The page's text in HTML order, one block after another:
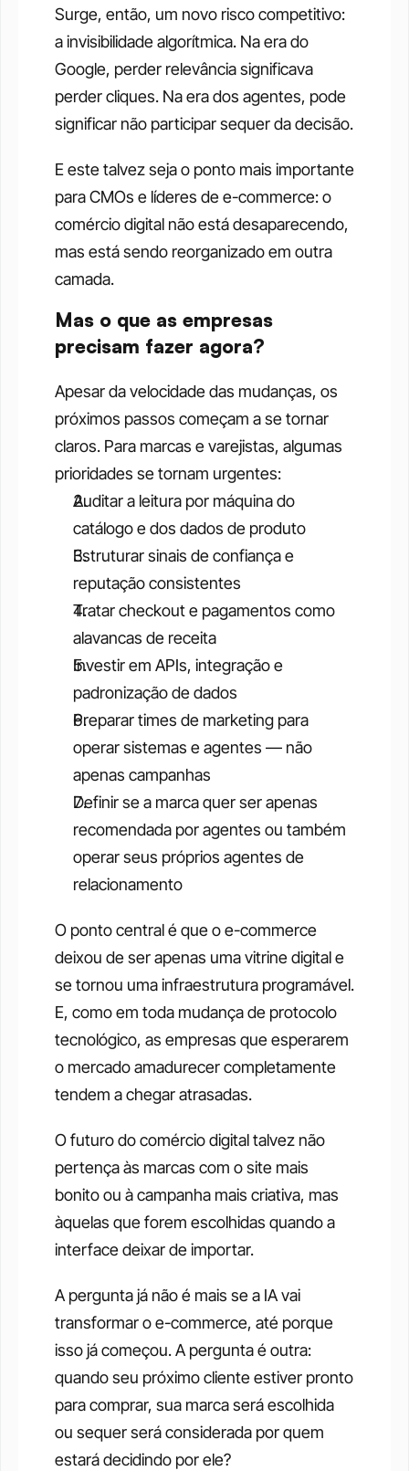
Surge, então, um novo risco competitivo:
a invisibilidade algorítmica. Na era do
Google, perder relevância significava
perder cliques. Na era dos agentes, pode
significar não participar sequer da decisão.
E este talvez seja o ponto mais importante
para CMOs e líderes de e-commerce: o
comércio digital não está desaparecendo,
mas está sendo reorganizado em outra
camada.
Mas o que as empresas
precisam fazer agora?
Apesar da velocidade das mudanças, os
próximos passos começam a se tornar
claros. Para marcas e varejistas, algumas
prioridades se tornam urgentes:
Auditar a leitura por máquina do
catálogo e dos dados de produto
Estruturar sinais de confiança e
reputação consistentes
Tratar checkout e pagamentos como
alavancas de receita
Investir em APIs, integração e
padronização de dados
Preparar times de marketing para
operar sistemas e agentes — não
apenas campanhas
Definir se a marca quer ser apenas
recomendada por agentes ou também
operar seus próprios agentes de
relacionamento
O ponto central é que o e-commerce
deixou de ser apenas uma vitrine digital e
se tornou uma infraestrutura programável.
E, como em toda mudança de protocolo
tecnológico, as empresas que esperarem
o mercado amadurecer completamente
tendem a chegar atrasadas.
O futuro do comércio digital talvez não
pertença às marcas com o site mais
bonito ou à campanha mais criativa, mas
àquelas que forem escolhidas quando a
interface deixar de importar.
A pergunta já não é mais se a IA vai
transformar o e-commerce, até porque
isso já começou. A pergunta é outra:
quando seu próximo cliente estiver pronto
para comprar, sua marca será escolhida
ou sequer será considerada por quem
estará decidindo por ele?